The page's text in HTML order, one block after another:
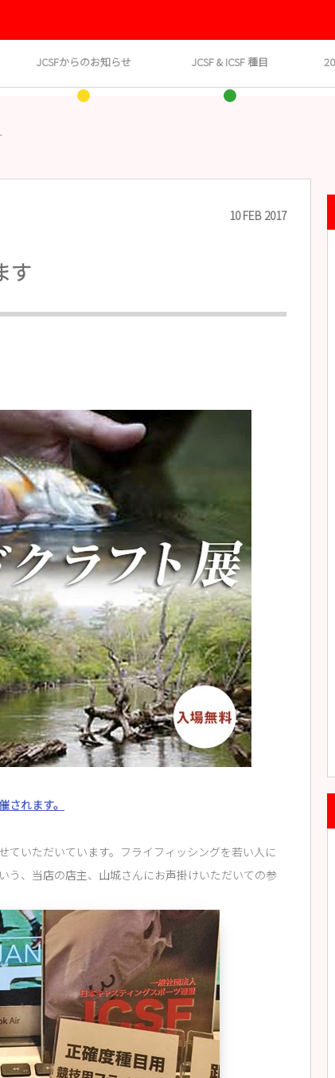
JCSFからのお知らせ JCSF & ICSF 種目
10 FEB 2017
す
されます。
ていただいています。フライフィッシングを若い人に
う、当店の店主、山城さんにお声掛けいただいての参